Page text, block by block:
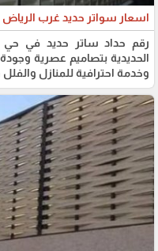
اسعار سواتر حديد غرب الرياض
رقم حداد ساتر حديد في حي
الحديدية بتصاميم عصرية
وخدمة احترافية للمنازل